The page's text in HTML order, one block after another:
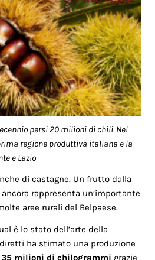
persi 20 milioni di chili. Nel
regione produttiva italiana e la
e Lazio
di castagne. Un frutto dalla
rappresenta un’importante
aree rurali del Belpaese.
è lo stato dell’arte della
ha stimato una produzione
35 milioni di chilogrammi grazie